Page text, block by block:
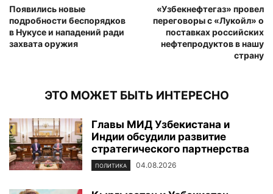
Появились новые
подробности беспорядков
в Нукусе и нападений ради
захвата оружия
«Узбекнефтегаз» провел
переговоры с «Лукойл» о
поставках российских
нефтепродуктов в нашу
страну
ЭТО МОЖЕТ БЫТЬ ИНТЕРЕСНО
Главы МИД Узбекистана и
Индии обсудили развитие
стратегического партнерства
ПОЛИТИКА 04.08.2026